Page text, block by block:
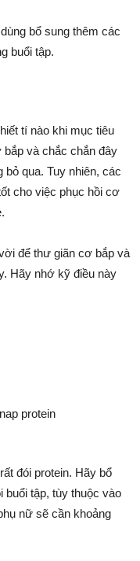
bổ sung thêm các
buổi tập.
tí nào khi mục tiêu
và chắc chắn đây
qua. Tuy nhiên, các
cho việc phục hồi cơ
để thư giãn cơ bắp và
Hãy nhớ kỹ điều này
đói protein. Hãy bổ
buổi tập, tùy thuộc vào
nữ sẽ cần khoảng